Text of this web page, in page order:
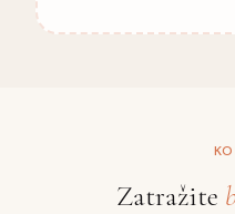
Zatražite